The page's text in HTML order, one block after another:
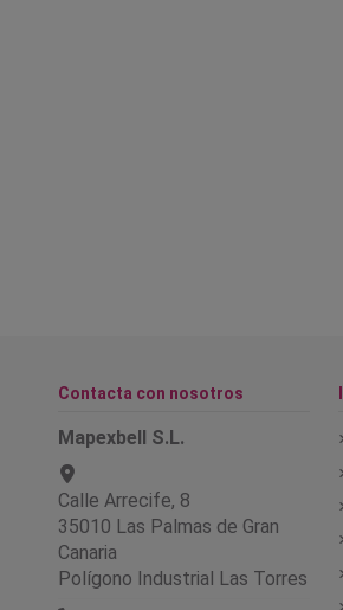
Contacta con nosotros
Mapexbell S.L.
Calle Arrecife, 8
35010 Las Palmas de Gran
Canaria
Polígono Industrial Las Torres